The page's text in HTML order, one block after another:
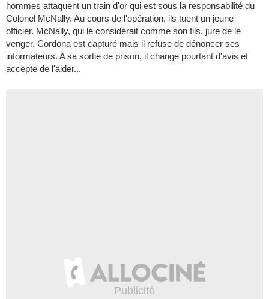
hommes attaquent un train d'or qui est sous la responsabilité du
Colonel McNally. Au cours de l'opération, ils tuent un jeune
officier. McNally, qui le considérait comme son fils, jure de le
venger. Cordona est capturé mais il refuse de dénoncer ses
informateurs. A sa sortie de prison, il change pourtant d'avis et
accepte de l'aider...